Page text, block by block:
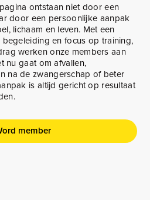
ontstaan niet door een
door een persoonlijke aanpak
lichaam en leven. Met een
begeleiding en focus op training,
werken onze members aan
nu gaat om afvallen,
na de zwangerschap of beter
is altijd gericht op resultaat
member